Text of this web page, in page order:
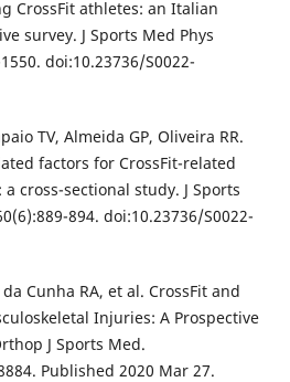
CrossFit athletes: an Italian
survey. J Sports Med Phys
doi:10.23736/S0022-
TV, Almeida GP, Oliveira RR.
factors for CrossFit-related
cross-sectional study. J Sports
894. doi:10.23736/S0022-
da Cunha RA, et al. CrossFit and
Injuries: A Prospective
J Sports Med.
Published 2020 Mar 27.